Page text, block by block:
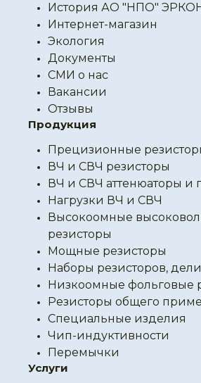
История АО "НПО"
Интернет-магазин
Экология
Документы
СМИ о нас
Вакансии
Отзывы
Продукция
Прецизионные
ВЧ и СВЧ резисторы
ВЧ и СВЧ аттенюаторы и
Нагрузки ВЧ и СВЧ
Высокоомные
резисторы
Мощные резисторы
Наборы резисторов,
Низкоомные фольговые
Резисторы общего
Специальные изделия
Чип-индуктивности
Перемычки
Услуги